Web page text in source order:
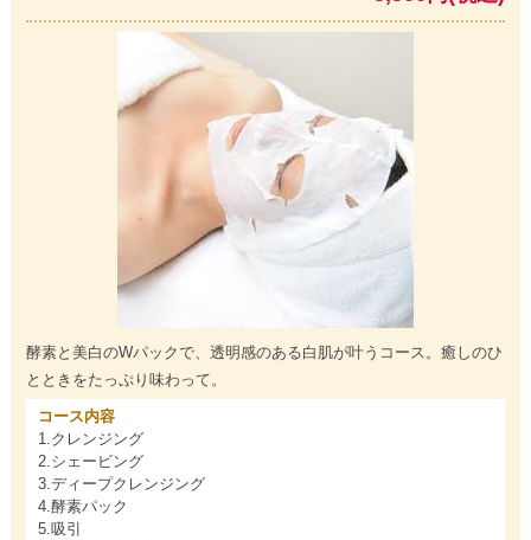
酵素と美白のWパックで、透明感のある白肌が叶うコース。癒しのひ
とときをたっぷり味わって。
コース内容
1.クレンジング
2.シェービング
3.ディープクレンジング
4.酵素パック
5.吸引